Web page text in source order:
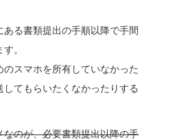
ある書類提出の手順以降で手間
。
スマホを所有していなかった
してもらいたくなかったりする
のが、必要書類提出以降の手